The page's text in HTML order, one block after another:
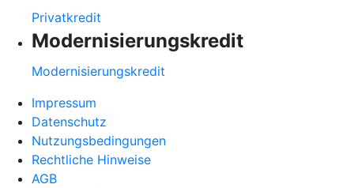
Privatkredit
Modernisierungskredit
Modernisierungskredit
Impressum
Datenschutz
Nutzungsbedingungen
Rechtliche Hinweise
AGB